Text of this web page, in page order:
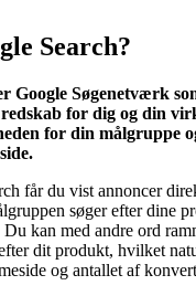
Search?
Google Søgenetværk
for dig og din
for din målgruppe
får du vist annoncer
søger efter dine
kan med andre ord
dit produkt, hvilket
og antallet af